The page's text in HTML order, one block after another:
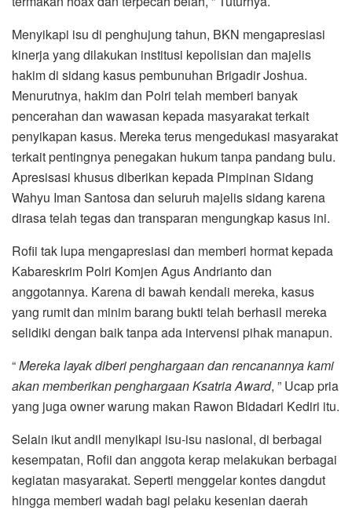
Menyikapi isu di penghujung tahun, BKN mengapresiasi
kinerja yang dilakukan institusi kepolisian dan majelis
hakim di sidang kasus pembunuhan Brigadir Joshua.
Menurutnya, hakim dan Polri telah memberi banyak
pencerahan dan wawasan kepada masyarakat terkait
penyikapan kasus. Mereka terus mengedukasi masyarakat
terkait pentingnya penegakan hukum tanpa pandang bulu.
Apresisasi khusus diberikan kepada Pimpinan Sidang
Wahyu Iman Santosa dan seluruh majelis sidang karena
dirasa telah tegas dan transparan mengungkap kasus ini.
Rofii tak lupa mengapresiasi dan memberi hormat kepada
Kabareskrim Polri Komjen Agus Andrianto dan
anggotannya. Karena di bawah kendali mereka, kasus
yang rumit dan minim barang bukti telah berhasil mereka
selidiki dengan baik tanpa ada intervensi pihak manapun.
“Mereka layak diberi penghargaan dan rencanannya kami
akan memberikan penghargaan Ksatria Award, ” Ucap pria
yang juga owner warung makan Rawon Bidadari Kediri itu.
Selain ikut andil menyikapi isu-isu nasional, di berbagai
kesempatan, Rofii dan anggota kerap melakukan berbagai
kegiatan masyarakat. Seperti menggelar kontes dangdut
hingga memberi wadah bagi pelaku kesenian daerah